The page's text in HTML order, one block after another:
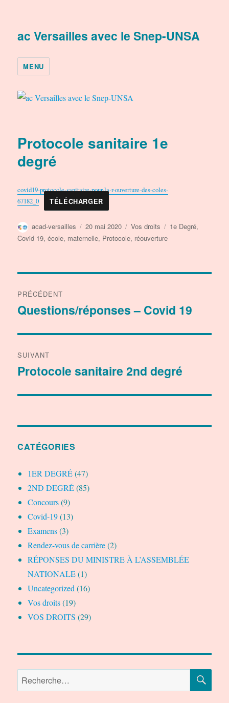
ac Versailles avec le Snep-UNSA
MENU
Protocole sanitaire 1e
degré
covid19-protocole-sanitaire-pour-la-r-ouverture-des-coles-
67182_0
TÉLÉCHARGER
Auteur
acad-versailles
Publié
le
20 mai 2020 Catégories
Vos droits Étiquettes
1e Degré,
Covid 19,école, maternelle, Protocole, réouverture
de
PRÉCÉDENT
Publication
Questions/réponses – Covid 19
SUIVANT
Publication
Protocole sanitaire 2nd degré
CATÉGORIES
1ER DEGRÉ(47)
2ND DEGRÉ(85)
Concours(9)
Covid-19(13)
Examens(3)
Rendez-vous de carrière(2)
RÉPONSES DU MINISTRE À L’ASSEMBLÉE
NATIONALE(1)
Uncategorized (16)
Vos droits(19)
VOS DROITS (29)
Recherche
pour :